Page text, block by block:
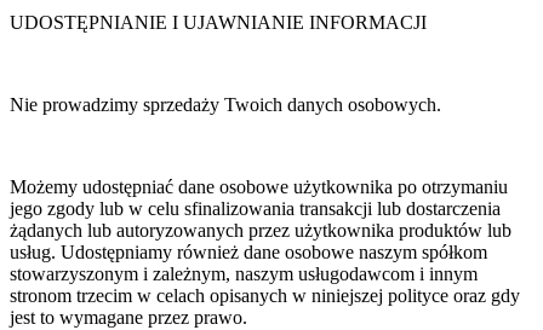
UDOSTĘPNIANIE I UJAWNIANIE INFORMACJI
Nie prowadzimy sprzedaży Twoich danych osobowych.
Możemy udostępniać dane osobowe użytkownika po otrzymaniu
jego zgody lub w celu sfinalizowania transakcji lub dostarczenia
żądanych lub autoryzowanych przez użytkownika produktów lub
usług. Udostępniamy również dane osobowe naszym spółkom
stowarzyszonym i zależnym, naszym usługodawcom i innym
stronom trzecim w celach opisanych w niniejszej polityce oraz gdy
jest to wymagane przez prawo.